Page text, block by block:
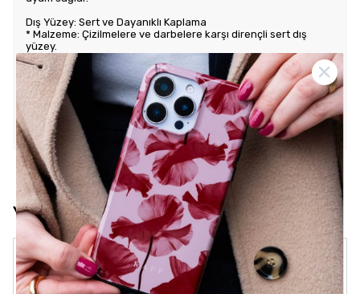
Dış Yüzey: Sert ve Dayanıklı Kaplama
* Malzeme: Çizilmelere ve darbelere karşı dirençli sert dış
yüzey.
* Tasarım: Benzersiz ve şık desenlerle estetik görünüm sunar.
Kullanım Kolaylığı
* Tuş Erişimi: Tuşlara kolay erişim sağlayarak kullanım rahatlığı
sunar.
* Uyum: Telefonunuza tam oturarak gevşek durmaz ve kaliteli
bir his verir.
Yorumlar
Crystal Sage